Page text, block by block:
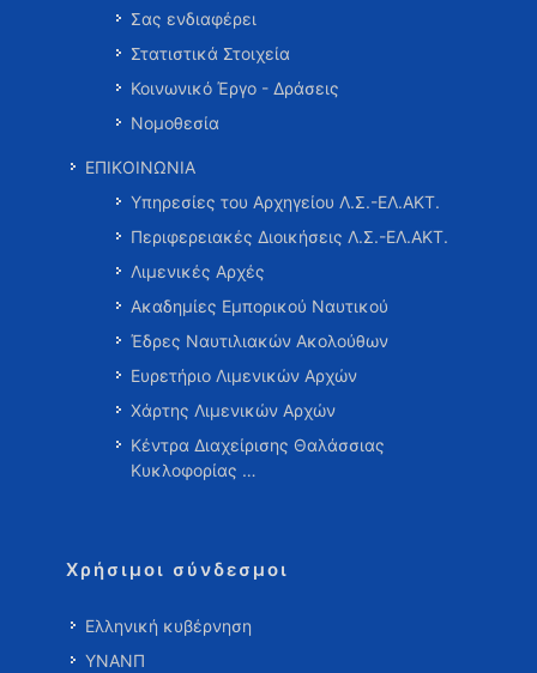
Σας ενδιαφέρει
Στατιστικά Στοιχεία
Κοινωνικό Έργο - Δράσεις
Νομοθεσία
ΕΠΙΚΟΙΝΩΝΙΑ
Υπηρεσίες του Αρχηγείου Λ.Σ.-ΕΛ.ΑΚΤ.
Περιφερειακές Διοικήσεις Λ.Σ.-ΕΛ.ΑΚΤ.
Λιμενικές Αρχές
Ακαδημίες Εμπορικού Ναυτικού
Έδρες Ναυτιλιακών Ακολούθων
Ευρετήριο Λιμενικών Αρχών
Χάρτης Λιμενικών Αρχών
Κέντρα Διαχείρισης Θαλάσσιας
Κυκλοφορίας …
Χρήσιμοι σύνδεσμοι
Ελληνική κυβέρνηση
ΥΝΑΝΠ